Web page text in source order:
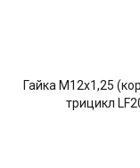
Гайка М12х1,25
трицикл